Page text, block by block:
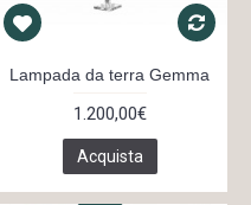
Lampada da terra Gemma
1.200,00€
Acquista